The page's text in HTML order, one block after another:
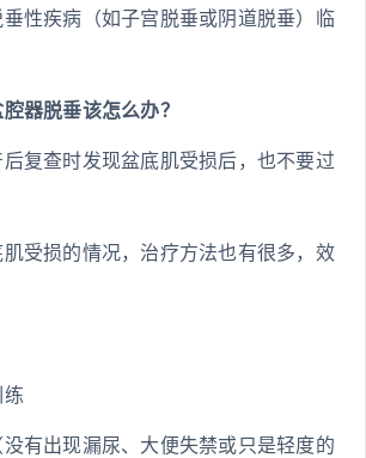
性疾病（如子宫脱垂或阴道脱垂）临
器脱垂该怎么办？
复查时发现盆底肌受损后，也不要过
受损的情况，治疗方法也有很多，效
练
有出现漏尿、大便失禁或只是轻度的